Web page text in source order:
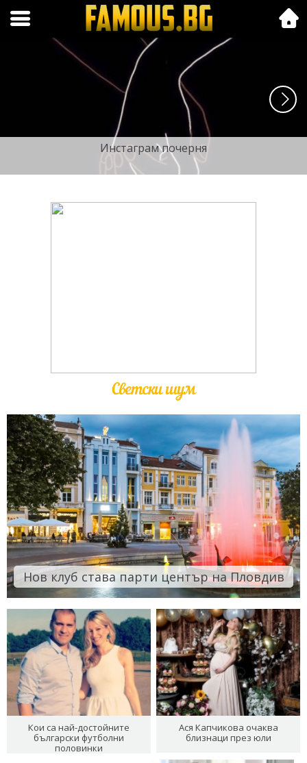
Folk.bg
Инстаграм почерня
Светски шум
Нов клуб става парти център на Пловдив
Кои са най-достойните
български футболни
половинки
Ася Капчикова очаква
близнаци през юли